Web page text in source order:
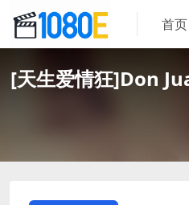
首页
[天生爱情狂]Don